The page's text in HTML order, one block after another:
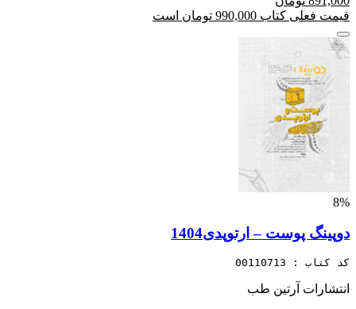
قیمت فعلی کتاب 990,000 تومان است
8%
دوپینگ پوست – ارتوپدی1404
کد کتاب : 00110713
انتشارات آرتین طب